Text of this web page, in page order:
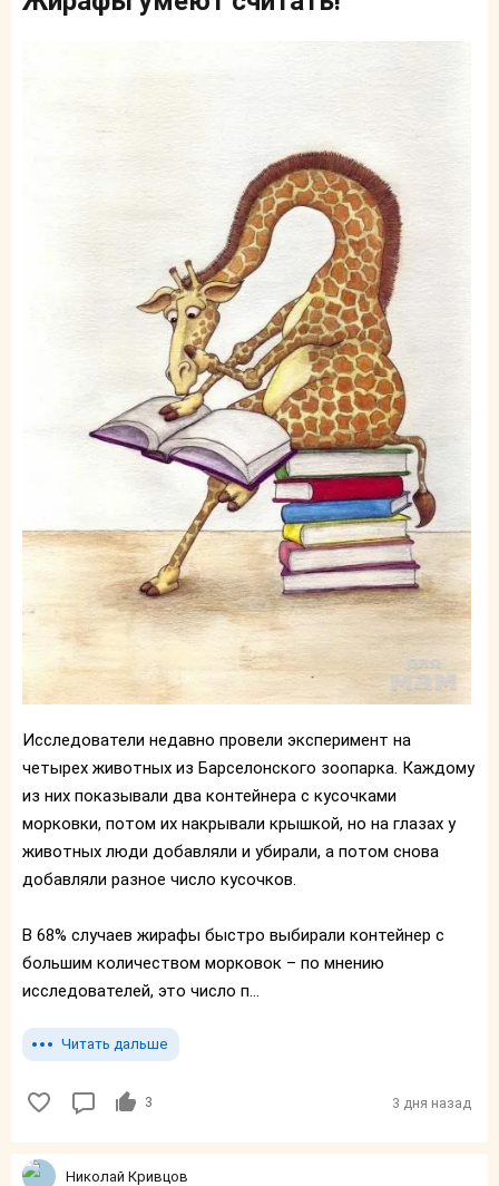
Исследователи недавно провели эксперимент на
четырех животных из Барселонского зоопарка. Каждому
из них показывали два контейнера с кусочками
морковки, потом их накрывали крышкой, но на глазах у
животных люди добавляли и убирали, а потом снова
добавляли разное число кусочков.
В 68% случаев жирафы быстро выбирали контейнер с
большим количеством морковок – по мнению
исследователей, это число п...
Читать дальше
3 3 дня назад
Николай Кривцов